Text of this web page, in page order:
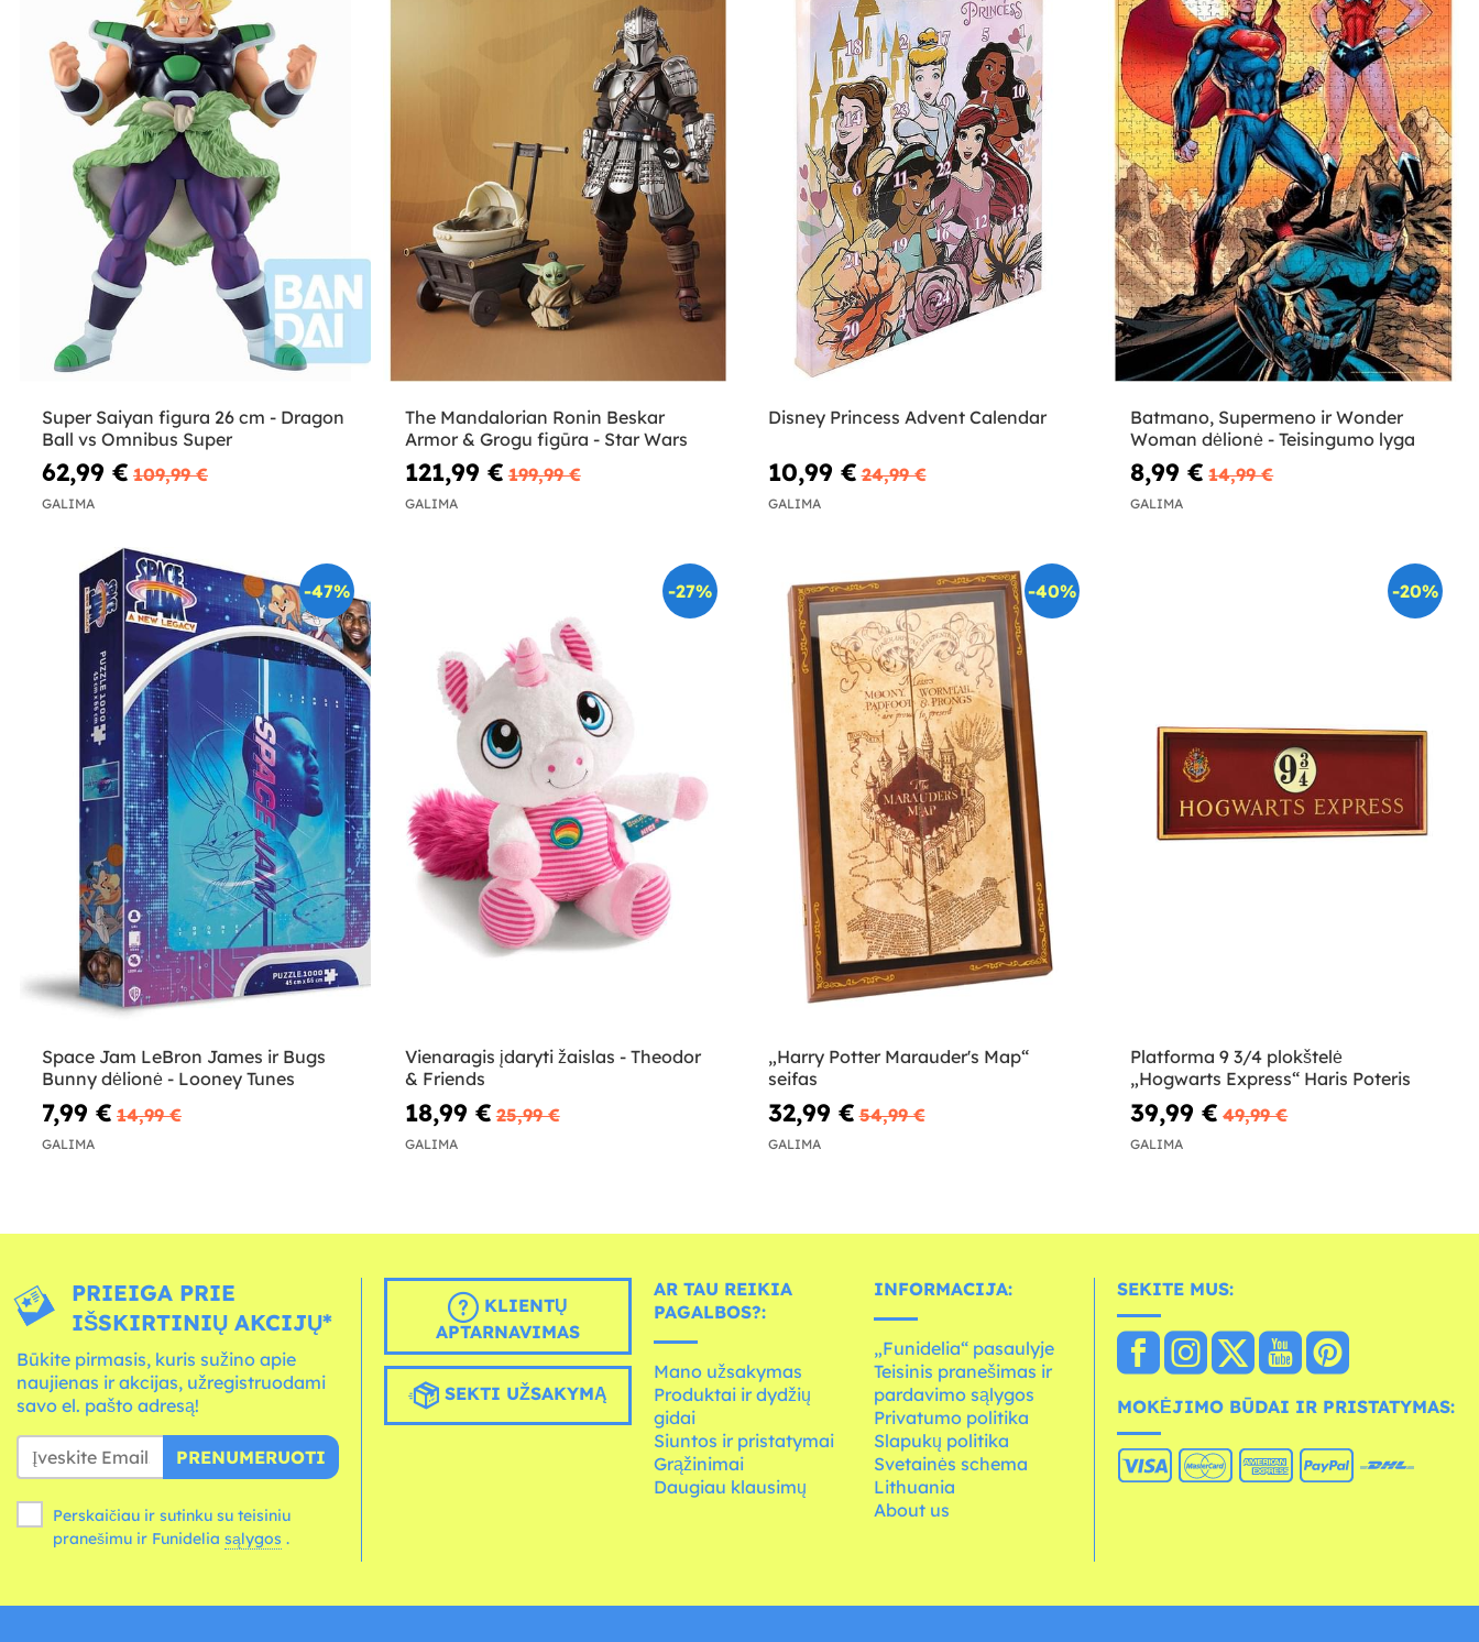
Super Saiyan figura 26 cm - Dragon
Ball vs Omnibus Super
62,99 € 109,99 €
GALIMA
The Mandalorian Ronin Beskar
Armor & Grogu figūra - Star Wars
121,99 € 199,99 €
GALIMA
Disney Princess Advent Calendar
10,99 € 24,99 €
GALIMA
Batmano, Supermeno ir Wonder
Woman dėlionė - Teisingumo lyga
8,99 € 14,99 €
GALIMA
-47%
Space Jam LeBron James ir Bugs
Bunny dėlionė - Looney Tunes
7,99 € 14,99 €
GALIMA
-27%
Vienaragis įdaryti žaislas - Theodor
& Friends
18,99 € 25,99 €
GALIMA
-40%
„Harry Potter Marauder's Map“
seifas
32,99 € 54,99 €
GALIMA
-20%
Platforma 9 3/4 plokštelė
„Hogwarts Express“ Haris Poteris
39,99 € 49,99 €
GALIMA
PRIEIGA PRIE
IŠSKIRTINIŲ AKCIJŲ*
Būkite pirmasis, kuris sužino apie
naujienas ir akcijas, užregistruodami
savo el. pašto adresą!
PRENUMERUOTI
Perskaičiau ir sutinku su teisiniu
pranešimu ir Funidelia sąlygos .
KLIENTŲ
APTARNAVIMAS
SEKTI UŽSAKYMĄ
AR TAU REIKIA
PAGALBOS?:
Mano užsakymas
Produktai ir dydžių
gidai
Siuntos ir pristatymai
Grąžinimai
Daugiau klausimų
INFORMACIJA:
„Funidelia“ pasaulyje
Teisinis pranešimas ir
pardavimo sąlygos
Privatumo politika
Slapukų politika
Svetainės schema
Lithuania
About us
SEKITE MUS:
MOKĖJIMO BŪDAI IR PRISTATYMAS: